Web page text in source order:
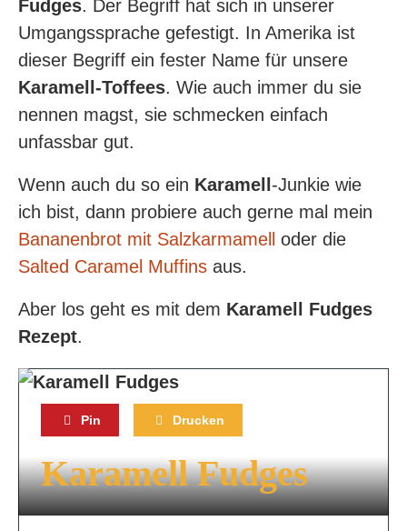
Fudges. Der Begriff hat sich in unserer
Umgangssprache gefestigt. In Amerika ist
dieser Begriff ein fester Name für unsere
Karamell-Toffees. Wie auch immer du sie
nennen magst, sie schmecken einfach
unfassbar gut.
Wenn auch du so ein Karamell -Junkie wie
ich bist, dann probiere auch gerne mal mein
Bananenbrot mit Salzkarmamell oder die
Salted Caramel Muffins aus.
Aber los geht es mit dem Karamell Fudges
Rezept.
Pin Drucken
Karamell Fudges